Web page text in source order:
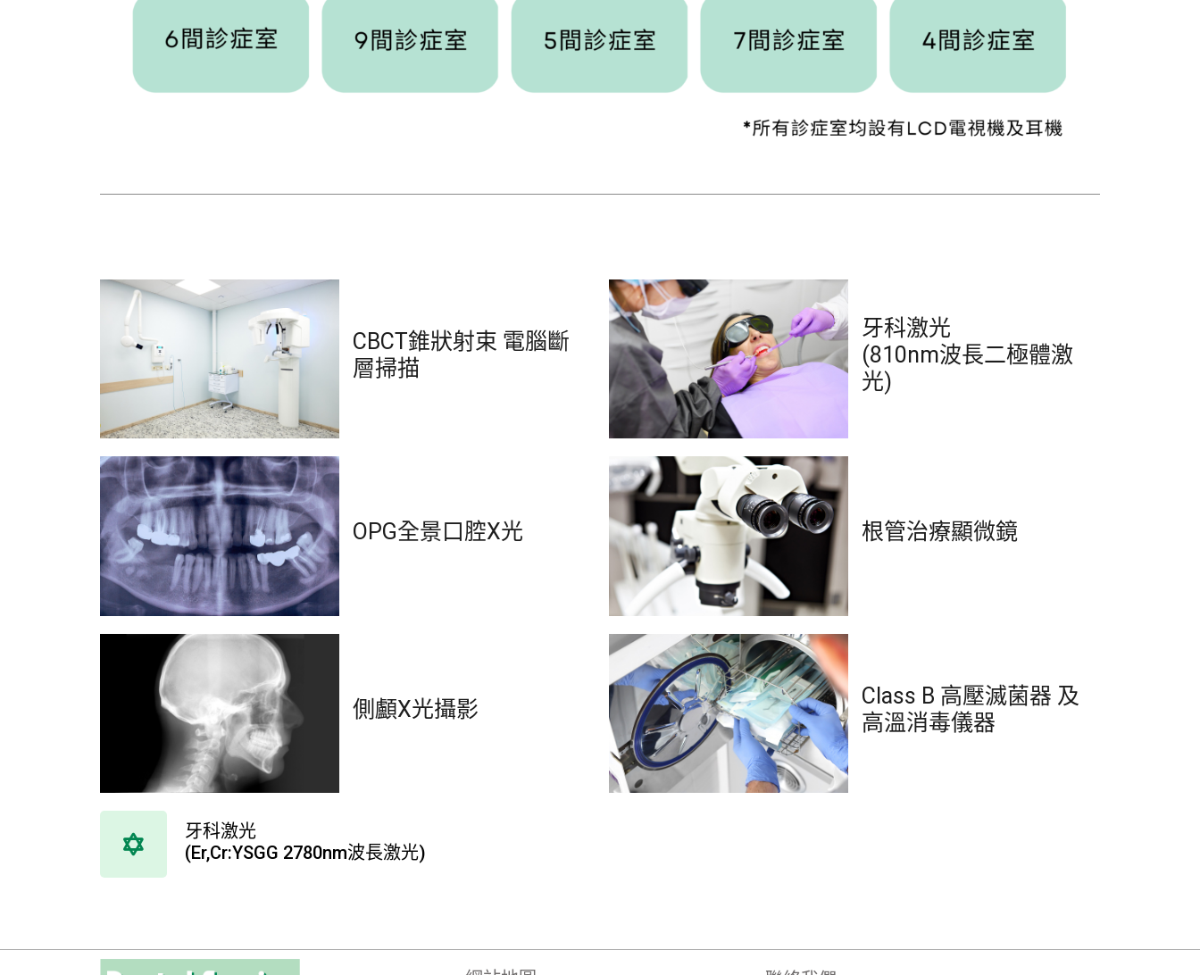
CBCT錐狀射束 電腦斷
層掃描
OPG全景口腔X光
側顱X光攝影
牙科激光
(Er,Cr:YSGG 2780nm波長激光)
牙科激光
(810nm波長二極體激
光)
根管治療顯微鏡
Class B 高壓滅菌器 及
高溫消毒儀器